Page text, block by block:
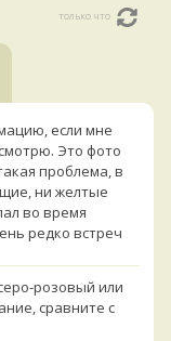
только что
если мне
Это фото
проблема, в
ни желтые
во время
редко встреч
розовый или
сравните с